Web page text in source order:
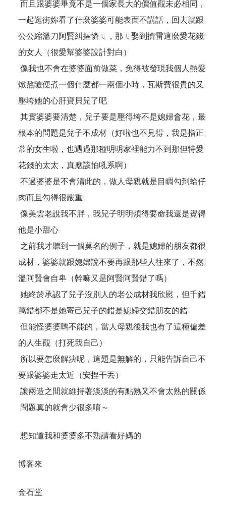
而且跟婆婆畢竟不是一個家長大的價值觀未必相同，
一起逛街妳看了什麼婆婆可能表面不講話，回去就跟
公公縮溫刀阿賢糾摳憐ㄟ，那ㄟ娶到擠雷這麼愛花錢
的女人（很愛幫婆婆設計對白）
像我也不會在婆婆面前做菜，免得被發現我個人熱愛
燉熬隨便煮一個什麼都一兩個小時，瓦斯費很貴的又
壓垮她的心肝寶貝兒了吧
其實婆婆要清楚，兒子要是壓得垮不是媳婦會花，最
根本的問題是兒子不成材（好啦也不見得，我是指正
常的女生啦，也遇過那種明明家裡能力不到那但特愛
花錢的太太，真應該怕吼系啊）
不過婆婆是不會清此的，做人母親就是目睭勾到蛤仔
肉而且勾得很嚴重
像美雲老說我不胖，我兒子明明煩得要命我還是覺得
他是小甜心
之前我才聽到一個莫名的例子，就是媳婦的朋友都很
成材，婆婆就跟媳婦說不要再跟那些人往來了，不然
溫阿賢會自卑（幹嘛又是阿賢阿賢錯了嗎）
她終於承認了兒子沒別人的老公成材我欣慰，但千錯
萬錯都不是她寄己兒子的錯是媳婦交錯朋友的錯
但能怪婆婆嗎不能的，當人母親後我也有了這種偏差
的人生觀（打死我自己）
所以要怎麼解決呢，這題是無解的，只能告訴自己不
要跟婆婆走太近（安捏干丟）
讓兩造之間就維持著淡淡的有點熟又不會太熟的關係
問題真的就會少很多唷～
想知道我和婆婆多不熟請看好媽的
博客來
金石堂